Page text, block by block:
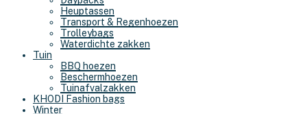
Heuptassen
Transport & Regenhoezen
Trolleybags
Waterdichte zakken
Tuin
BBQ hoezen
Beschermhoezen
Tuinafvalzakken
KHODI Fashion bags
Winter